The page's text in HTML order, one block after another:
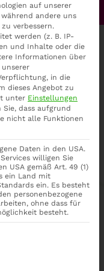
&
für mehr
auf unserer
andere uns
verbessern.
werden (z. B. IP-
und Inhalte oder die
Informationen über
in die
dieses Angebot zu
unter Einstellungen
Sie, dass aufgrund
nicht alle Funktionen
Daten in den USA.
willigen Sie
USA gemäß Art. 49 (1)
ein Land mit
ein. Es besteht
personenbezogene
ohne dass für
besteht.
für die eine